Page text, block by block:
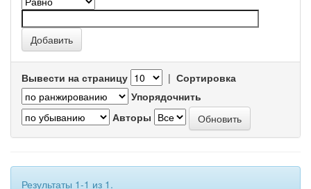
Вывести на страницу | Сортировка
Упорядочнить
Авторы
Результаты 1-1 из 1.